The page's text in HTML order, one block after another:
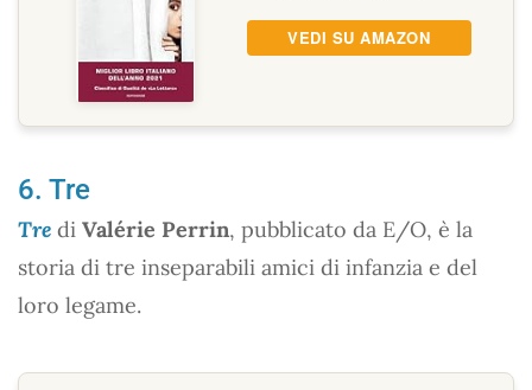
VEDI SU AMAZON
6. Tre
Tre di Valérie Perrin, pubblicato da E/O, è la
storia di tre inseparabili amici di infanzia e del
loro legame.